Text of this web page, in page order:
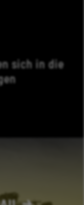
sich in die